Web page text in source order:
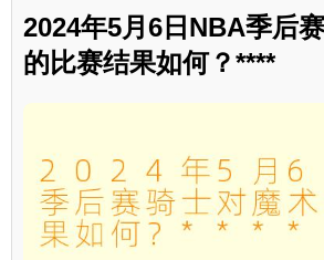
2024年5月6日NBA季后
的比赛结果如何？****